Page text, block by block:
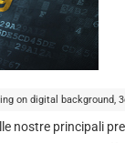
on digital background,
nostre principali